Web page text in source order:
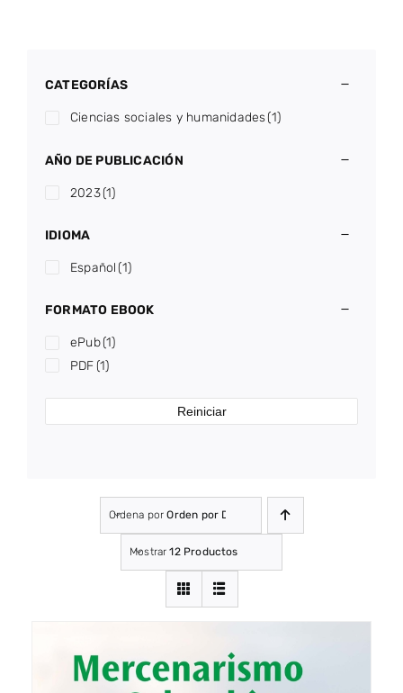
CATEGORÍAS
Ciencias sociales y humanidades(1)
AÑO DE PUBLICACIÓN
2023(1)
IDIOMA
Español (1)
FORMATO EBOOK
ePub(1)
PDF(1)
Reiniciar
Ordena porOrden por Defecto
Mostrar12 Productos